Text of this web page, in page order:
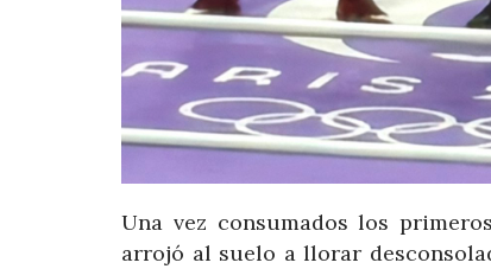
Una vez consumados los
arrojó al suelo a llorar